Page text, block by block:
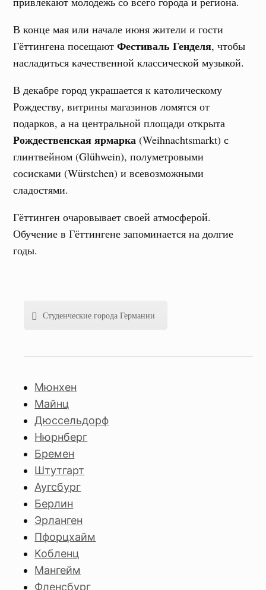
В конце мая или начале июня жители и гости
Гёттингена посещаютФестиваль Генделя, чтобы
насладиться качественной классической музыкой.
В декабре город украшается к католическому
Рождеству, витрины магазинов ломятся от
подарков, а на центральной площади открыта
Рождественская ярмарка (Weihnachtsmarkt) с
глинтвейном (Glühwein), полуметровыми
сосисками (Würstchen) и всевозможными
сладостями.
Гёттинген очаровывает своей атмосферой.
Обучение в Гёттингене запоминается на долгие
годы.
Студенческие города Германии
Мюнхен
Майнц
Дюссельдорф
Нюрнберг
Бремен
Штутгарт
Аугсбург
Берлин
Эрланген
Пфорцхайм
Кобленц
Мангейм
Фленсбург